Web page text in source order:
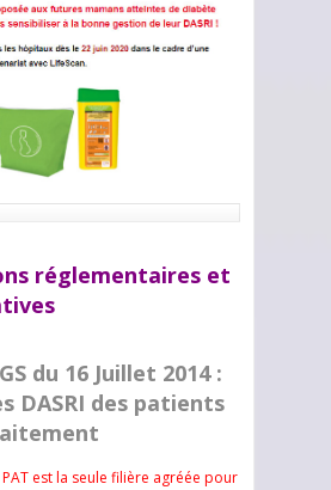
réglementaires et
du 16 Juillet 2014 :
DASRI des patients
PAT est la seule filière agréée pour